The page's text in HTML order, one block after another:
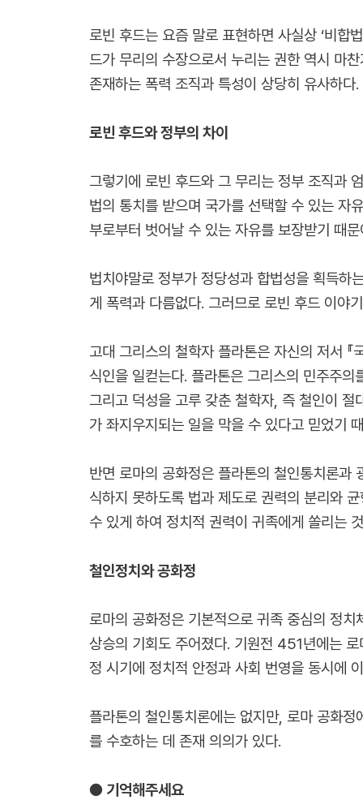
로빈 후드는 요즘 말로 표현하면 사실상 ‘비합
드가 무리의 수장으로서 누리는 권한 역시 마
존재하는 폭력 조직과 특성이 상당히 유사하다.
로빈 후드와 정부의 차이
그렇기에 로빈 후드와 그 무리는 정부 조직과
법의 통치를 받으며 국가를 선택할 수 있는 자
부로부터 벗어날 수 있는 자유를 보장받기 때문
법치야말로 정부가 정당성과 합법성을 획득하
게 폭력과 다름없다. 그러므로 로빈 후드 이야
고대 그리스의 철학자 플라톤은 자신의 저서
식인을 일컫는다. 플라톤은 그리스의 민주주
그리고 덕성을 고루 갖춘 철학자, 즉 철인이
가 좌지우지되는 일을 막을 수 있다고 믿었기
반면 로마의 공화정은 플라톤의 철인통치론과
식하지 못하도록 법과 제도로 권력의 분리와
수 있게 하여 정치적 권력이 귀족에게 쏠리는
철인정치와 공화정
로마의 공화정은 기본적으로 귀족 중심의 정
상승의 기회도 주어졌다. 기원전 451년에는
정 시기에 정치적 안정과 사회 번영을 동시에
플라톤의 철인통치론에는 없지만, 로마 공화
를 수호하는 데 존재 의의가 있다.
● 기억해주세요